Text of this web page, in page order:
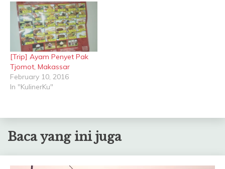
membuatkan surat
keterangan tidak mampu.
Padahal, bapak saya itu
guru SD dengan 5 anak,
yang hidupnya pas-pas
an,…
[Trip] Ayam Penyet Pak
Tjomot, Makassar
February 10, 2016
In "KulinerKu"
Baca yang ini juga